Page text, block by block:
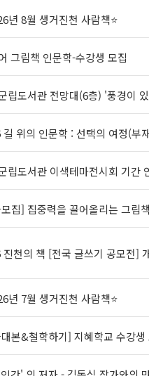
년 8월 생거진천 사람책⭐
그림책 인문학-수강생 모집
립도서관 전망대(6층) '풍경이
길 위의 인문학 : 선택의 여정(부
립도서관 이색테마전시회 기간
집] 집중력을 끌어올리는 그림책
진천의 책 [전국 글쓰기 공모전]
년 7월 생거진천 사람책⭐
본&철학하기] 지혜학교 수강생